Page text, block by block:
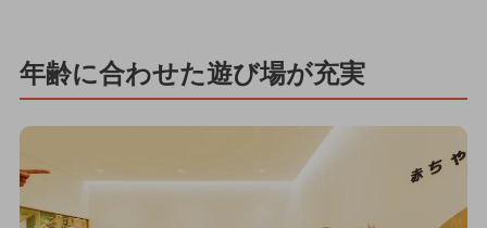
年齢に合わせた遊び場が充実